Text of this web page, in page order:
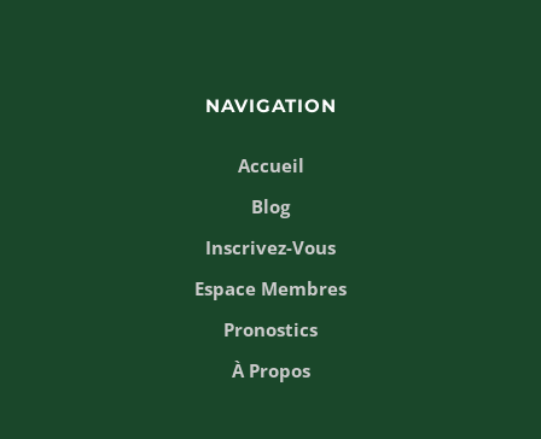
NAVIGATION
Accueil
Blog
Inscrivez-Vous
Espace Membres
Pronostics
À Propos